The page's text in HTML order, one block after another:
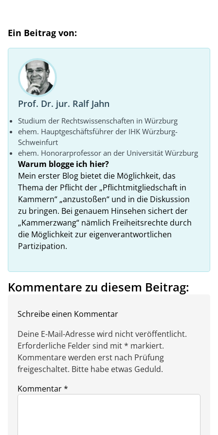
Ein Beitrag von:
Prof. Dr. jur. Ralf Jahn
Studium der Rechtswissenschaften in Würzburg
ehem. Hauptgeschäftsführer der IHK Würzburg-
Schweinfurt
ehem. Honorarprofessor an der Universität Würzburg
Warum blogge ich hier?
Mein erster Blog bietet die Möglichkeit, das
Thema der Pflicht der „Pflichtmitgliedschaft in
Kammern“ „anzustoßen“ und in die Diskussion
zu bringen. Bei genauem Hinsehen sichert der
„Kammerzwang“ nämlich Freiheitsrechte durch
die Möglichkeit zur eigenverantwortlichen
Partizipation.
Kommentare zu diesem Beitrag:
Schreibe einen Kommentar
Deine E-Mail-Adresse wird nicht veröffentlicht.
Erforderliche Felder sind mit * markiert.
Kommentare werden erst nach Prüfung
freigeschaltet. Bitte habe etwas Geduld.
Kommentar*